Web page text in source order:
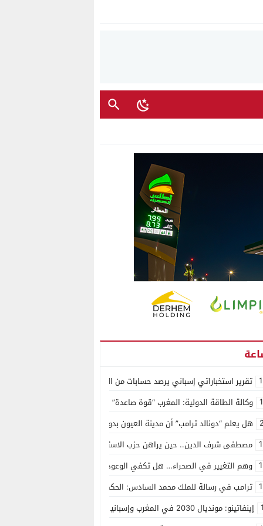
تقرير استخباراتي إسباني يرصد حسابات من الجزائر وأرقاما بـ”213+” ضمن حملة رقمية منظمة حرّضت على اقتحام سبتة
وكالة الطاقة الدولية: المغرب “قوة صاعدة” في سوق المعادن الاستراتيجية
هل يعلم “دونالد ترامب” أن مدينة العيون بدون ماء؟
مصطفى شرف الدين.. حين يراهن حزب الاستقلال على الكفاءة ويمنح الشباب
وهم التغيير في الصحراء… هل تكفي الوعود الفارغة لصناعة الواقع؟
ترامب في رسالة للملك محمد السادس: الحكم الذاتي هو الأساس الوحيد لحل
إينفاتينو: مونديال 2030 في المغرب وإسبانيا والبرتغال سيكون “الأجمل في التاريخ”